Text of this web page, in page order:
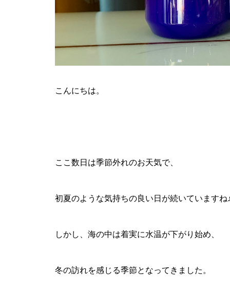
こんにちは。
ここ数日は季節外れのお天気で、
初夏のような気持ちの良い日が続いていますね
しかし、海の中は着実に水温が下がり始め、
冬の訪れを感じる季節となってきました。